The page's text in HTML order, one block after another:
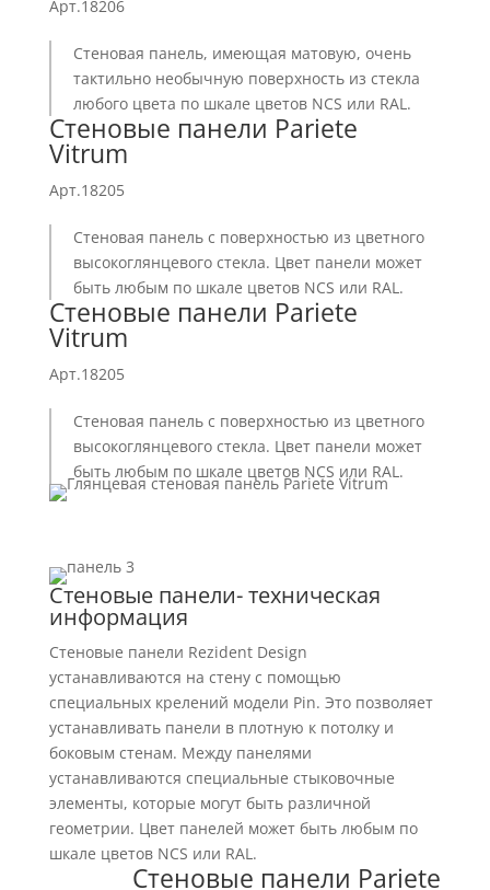
Арт.18206
Стеновая панель, имеющая матовую, очень
тактильно необычную поверхность из стекла
любого цвета по шкале цветов NCS или RAL.
Стеновые панели Pariete
Vitrum
Арт.18205
Стеновая панель с поверхностью из цветного
высокоглянцевого стекла. Цвет панели может
быть любым по шкале цветов NCS или RAL.
Стеновые панели Pariete
Vitrum
Арт.18205
Стеновая панель с поверхностью из цветного
высокоглянцевого стекла. Цвет панели может
быть любым по шкале цветов NCS или RAL.
Стеновые панели- техническая
информация
Стеновые панели Rezident Design
устанавливаются на стену с помощью
специальных крелений модели Pin. Это позволяет
устанавливать панели в плотную к потолку и
боковым стенам. Между панелями
устанавливаются специальные стыковочные
элементы, которые могут быть различной
геометрии. Цвет панелей может быть любым по
шкале цветов NCS или RAL.
Стеновые панели Pariete